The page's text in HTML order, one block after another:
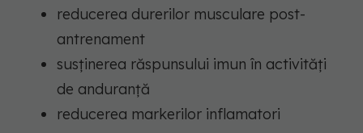
reducerea durerilor musculare post-
antrenament
susținerea răspunsului imun în activități
de anduranță
reducerea markerilor inflamatori